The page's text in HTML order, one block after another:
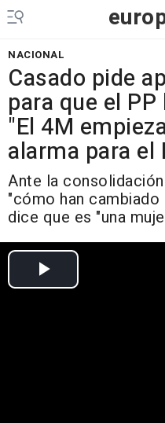
NACIONAL
Casado pide
para que el
"El 4M
alarma para el
Ante la
"cómo han
dice que es "una